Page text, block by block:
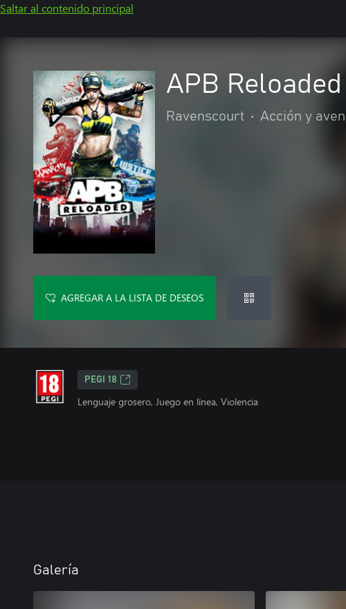
Saltar al contenido principal
APB Reloaded
Ravenscourt • Acción y
AGREGAR A LA LISTA DE DESEOS
PEGI 18
Lenguaje grosero, Juego en línea, Violencia
Galería